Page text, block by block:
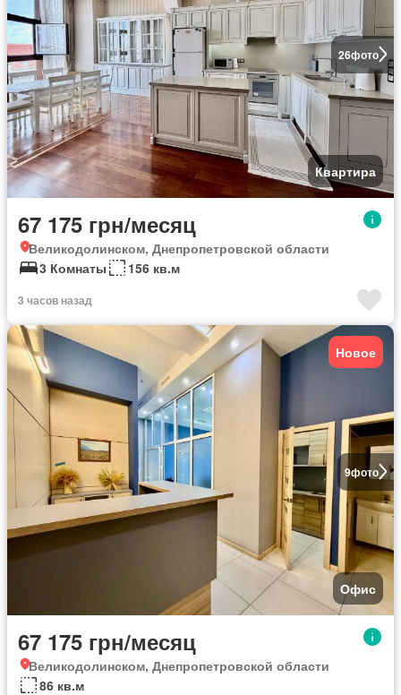
26фото
Квартира
67 175 грн/месяц
Великодолинском, Днепропетровской области
3 Комнаты
156 кв.м
3 часов назад
9фото
Новое
Офис
67 175 грн/месяц
Великодолинском, Днепропетровской области
86 кв.м